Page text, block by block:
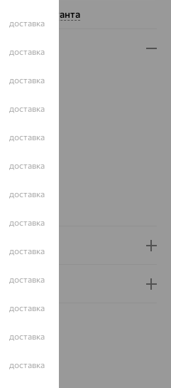
консультанта
доставка
доставка
доставка
доставка
доставка
доставка
доставка
доставка
доставка
доставка
доставка
доставка
доставка